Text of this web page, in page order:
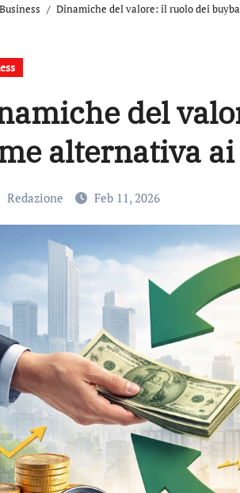
Business Dinamiche del valore: il ruolo dei
del
alternativa
Redazione Feb 11, 2026